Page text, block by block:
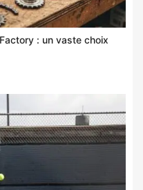
: un vaste choix